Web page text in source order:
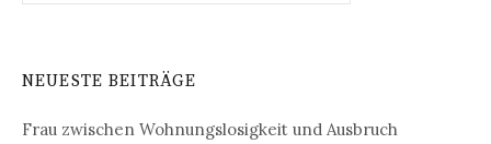
NEUESTE BEITRÄGE
Frau zwischen Wohnungslosigkeit und Ausbruch